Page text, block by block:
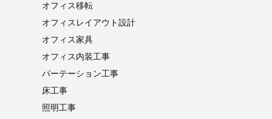
オフィス移転
オフィス レイアウト設計
オフィス家具
オフィス内装工事
パーテーション工事
床工事
照明工事